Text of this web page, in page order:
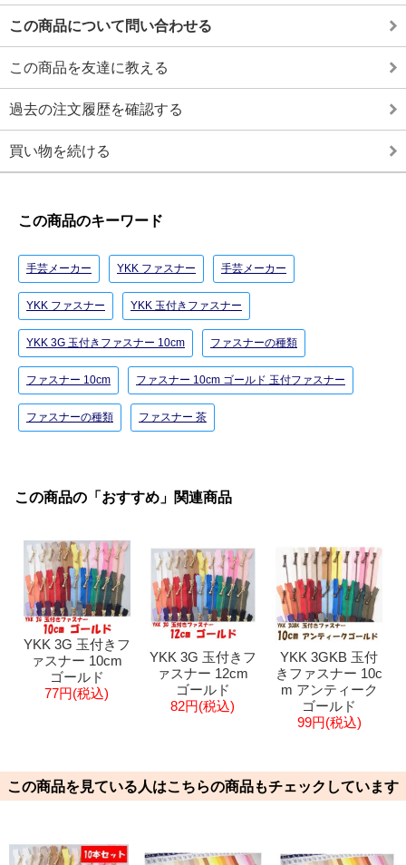
この商品について問い合わせる
この商品を友達に教える
過去の注文履歴を確認する
買い物を続ける
この商品のキーワード
手芸メーカー YKK ファスナー 手芸メーカー
YKK ファスナー YKK 玉付きファスナー
YKK 3G 玉付きファスナー 10cm ファスナーの種類
ファスナー 10cm ファスナー 10cm ゴールド 玉付ファスナー
ファスナーの種類 ファスナー 茶
この商品の「おすすめ」関連商品
YKK 3G 玉付きフ
ァスナー 10cm
ゴールド
77円(税込)
YKK 3G 玉付きフ
ァスナー 12cm
ゴールド
82円(税込)
YKK 3GKB 玉付
きファスナー 10c
m アンティーク
ゴールド
99円(税込)
この商品を見ている人はこちらの商品もチェックしています